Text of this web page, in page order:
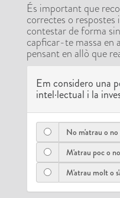
És important que
correctes o
contestar de forma
capficar-te massa en
pensant en allò que
Em considero una
intel·lectual i la